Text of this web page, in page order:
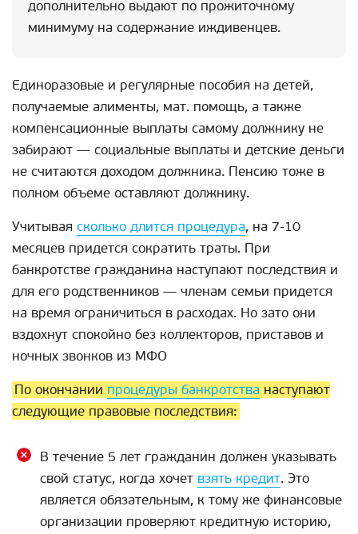
дополнительно выдают по прожиточному
минимуму на содержание иждивенцев.
Единоразовые и регулярные пособия на детей,
получаемые алименты, мат. помощь, а также
компенсационные выплаты самому должнику не
забирают — социальные выплаты и детские деньги
не считаются доходом должника. Пенсию тоже в
полном объеме оставляют должнику.
Учитывая сколько длится процедура, на 7-10
месяцев придется сократить траты. При
банкротстве гражданина наступают последствия и
для его родственников — членам семьи придется
на время ограничиться в расходах. Но зато они
вздохнут спокойно без коллекторов, приставов и
ночных звонков из МФО
По окончании процедуры банкротства наступают
следующие правовые последствия:
В течение 5 лет гражданин должен указывать
свой статус, когда хочет взять кредит. Это
является обязательным, к тому же финансовые
организации проверяют кредитную историю,